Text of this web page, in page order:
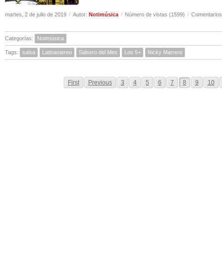
martes, 2 de julio de 2019 / Autor: Notimúsica / Número de vistas (1599) /
Categorías: Notimúsica
Tags: salsa Latinastereo Salsero del Mes Los 5+ Nicky Marrero
First Previous 3 4 5 6 7 8 9 10